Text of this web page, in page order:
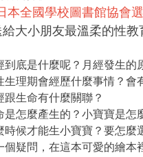
本全國學校圖書館協會
給大小朋友最溫柔的性
到底是什麼呢？月經發生的
生理期會經歷什麼事情？會
跟生命有什麼關聯？
是怎麼產生的？小寶寶是怎
時候才能生小寶寶？要怎麼
個疑問，在這本可愛的繪本